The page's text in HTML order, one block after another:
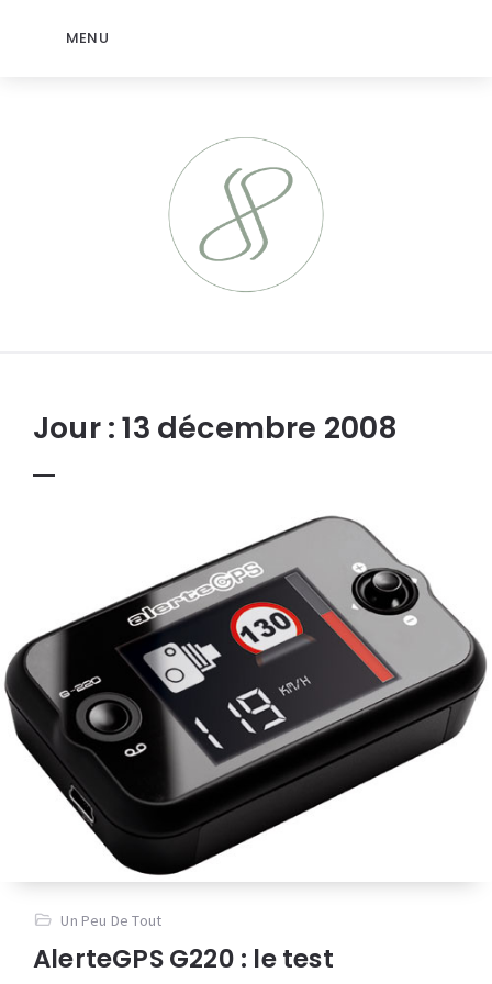
MENU
Jour :13 décembre 2008
Un Peu De Tout
AlerteGPS G220 : le test